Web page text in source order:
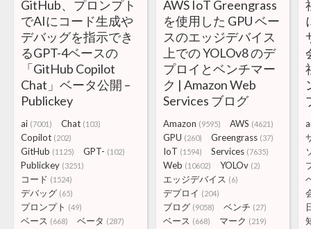
GitHub、プロンプト
でAIにコード生成や
デバッグを指示でき
るGPT-4ベースの
「GitHub Copilot
Chat」ベータ公開 –
Publickey
ai (7001) Chat (103)
Copilot (202)
GitHub (1125) GPT- (102)
Publickey (3251)
コード (1524)
デバッグ (65)
プロンプト (49)
ベース (668) ベータ (287)
AWS IoT Greengrass
を使用した GPU ベー
スのエッジデバイス
上での YOLOv8 のデ
プロイとベンチマー
ク | Amazon Web
Services ブログ
Amazon (9595) AWS (4621)
GPU (260) Greengrass (37)
IoT (1594) Services (7635)
Web (10602) YOLOv (2)
エッジデバイス (6)
デプロイ (204)
ブログ (9058) ベンチ (27)
ベース (668) マーク (219)